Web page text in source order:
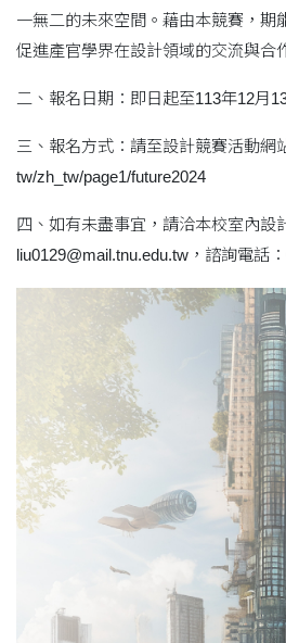
一無二的未來空間。藉由本競賽，期
促進產官學界在設計領域的交流與合
二、報名日期：即日起至113年12月
三、報名方式：請至設計競賽活動網
tw/zh_tw/page1/future2024
四、如有未盡事宜，請洽本校室內設
liu0129@mail.tnu.edu.tw，諮詢電話